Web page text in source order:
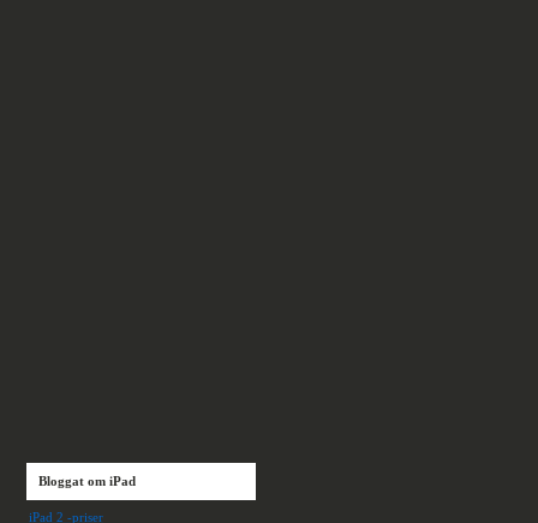
Bloggat om iPad
iPad 2 -priser